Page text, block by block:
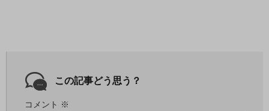
この記事どう思う？
コメント ※